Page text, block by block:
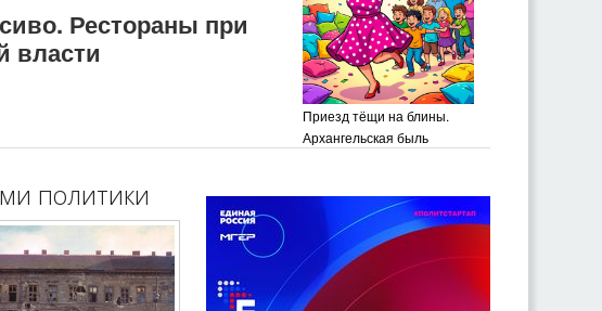
Рестораны при
власти
Приезд тёщи на блины.
Архангельская быль
политики